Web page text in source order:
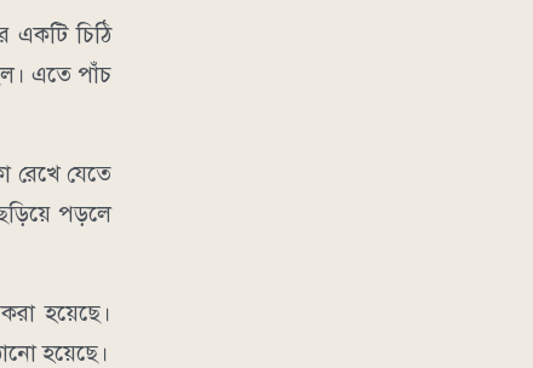
একটি চিঠি
এতে পাঁচ
রেখে যেতে
পড়লে
হয়েছে।
হয়েছে।